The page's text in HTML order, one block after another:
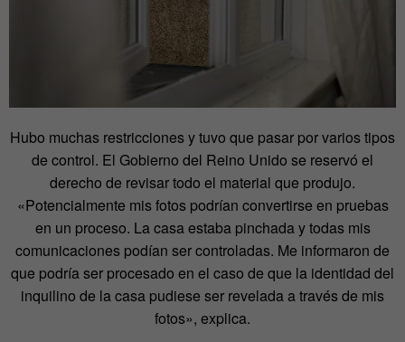
Hubo muchas restricciones y tuvo que pasar por varios tipos
de control. El Gobierno del Reino Unido se reservó el
derecho de revisar todo el material que produjo.
«Potencialmente mis fotos podrían convertirse en pruebas
en un proceso. La casa estaba pinchada y todas mis
comunicaciones podían ser controladas. Me informaron de
que podría ser procesado en el caso de que la identidad del
inquilino de la casa pudiese ser revelada a través de mis
fotos», explica.